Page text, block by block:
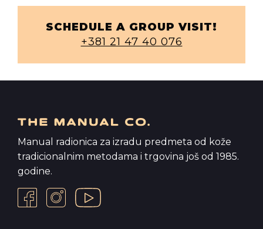
SCHEDULE A GROUP VISIT!
+381 21 47 40 076
Manual radionica za izradu predmeta od kože
tradicionalnim metodama i trgovina još od 1985.
godine.